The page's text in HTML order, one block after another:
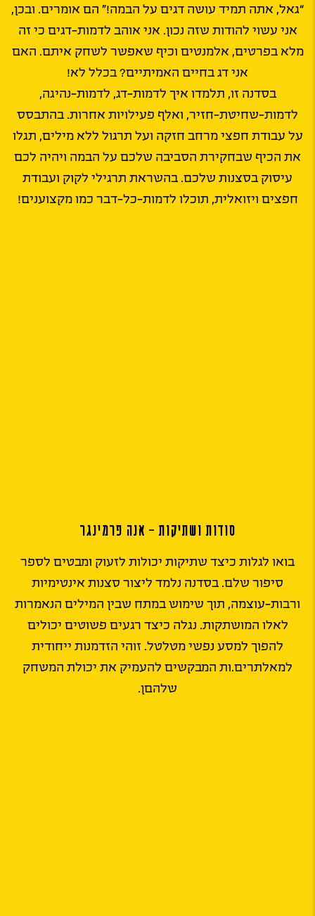
“גאל, אתה תמיד עושה דגים על הבמה!” הם אומרים. ובכן,
אני עשוי להודות שזה נכון. אני אוהב לדמות-דגים כי זה
מלא בפרטים, אלמנטים וכיף שאפשר לשחק איתם. האם
אני דג בחיים האמיתיים? בכלל לא!
בסדנה זו, תלמדו איך לדמות-דג, לדמות-נהיגה,
לדמות-שחיטת-חזיר, ואלף פעילויות אחרות. בהתבסס
על עבודת חפצי מרחב חזקה ועל תרגול ללא מילים, תגלו
את הכיף שבחקירת הסביבה שלכם על הבמה ויהיה לכם
עיסוק בסצנות שלכם. בהשראת תרגילי לקוק ועבודת
חפצים ויזואלית, תוכלו לדמות-כל-דבר כמו מקצוענים!
סודות ושתיקות – אנה פרמינגר
בואו לגלות כיצד שתיקות יכולות לזעוק ומבטים לספר
סיפור שלם. בסדנה נלמד ליצור סצנות אינטימיות
ורבות-עוצמה, תוך שימוש במתח שבין המילים הנאמרות
לאלו המושתקות. נגלה כיצד רגעים פשוטים יכולים
להפוך למסע נפשי מטלטל. זוהי הזדמנות ייחודית
למאלתרים.ות המבקשים להעמיק את יכולת המשחק
שלהםן.